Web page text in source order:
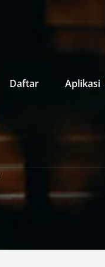
Daftar Aplikasi